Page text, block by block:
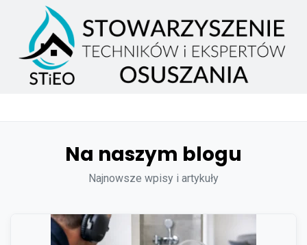
Na naszym blogu
Najnowsze wpisy i artykuły